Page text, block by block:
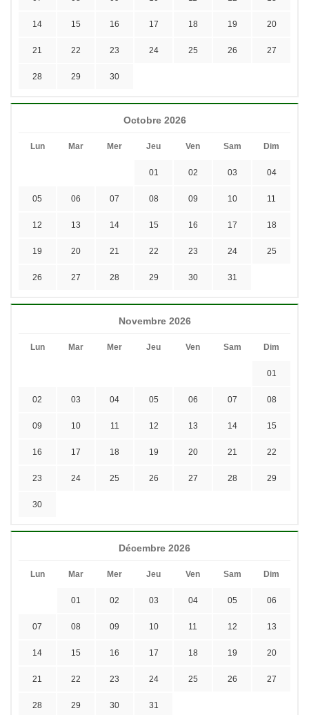
14 15 16 17 18 19 20
21 22 23 24 25 26 27
28 29 30
Octobre 2026
Lun Mar Mer Jeu Ven Sam Dim
01 02 03 04
05 06 07 08 09 10 11
12 13 14 15 16 17 18
19 20 21 22 23 24 25
26 27 28 29 30 31
Novembre 2026
Lun Mar Mer Jeu Ven Sam Dim
01
02 03 04 05 06 07 08
09 10 11 12 13 14 15
16 17 18 19 20 21 22
23 24 25 26 27 28 29
30
Décembre 2026
Lun Mar Mer Jeu Ven Sam Dim
01 02 03 04 05 06
07 08 09 10 11 12 13
14 15 16 17 18 19 20
21 22 23 24 25 26 27
28 29 30 31